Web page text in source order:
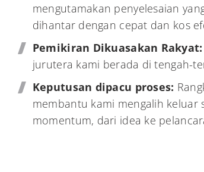
mengutamakan penyelesaian
dihantar dengan cepat dan kos
Pemikiran Dikuasakan Rakyat:
jurutera kami berada di tengah-
Keputusan dipacu proses:
membantu kami mengalih keluar
momentum, dari idea ke